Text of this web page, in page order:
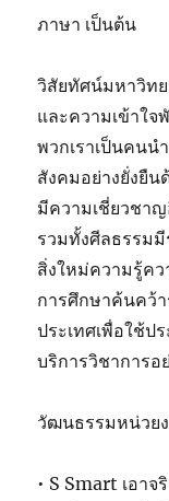
ภาษา เป็นต้น
วิสัยทัศน์มหาวิท
และความเข้าใ
พวกเราเป็นคนน
สังคมอย่างยั่งยื
มีความเชี่ยวชา
รวมทั้งศีลธรรม
สิ่งใหม่ความรู้ค
การศึกษาค้นคว้
ประเทศเพื่อใช้ป
บริการวิชาการอ
วัฒนธรรมหน่วย
• S Smart เอา